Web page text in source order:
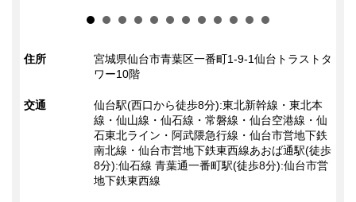
住所
宮城県仙台市青葉区一番町1-9-1仙台トラストタ
ワー10階
交通
仙台駅(西口から徒歩8分):東北新幹線・東北本
線・仙山線・仙石線・常磐線・仙台空港線・仙
石東北ライン・阿武隈急行線・仙台市営地下鉄
南北線・仙台市営地下鉄東西線あおば通駅(徒歩
8分):仙石線 青葉通一番町駅(徒歩8分):仙台市営
地下鉄東西線